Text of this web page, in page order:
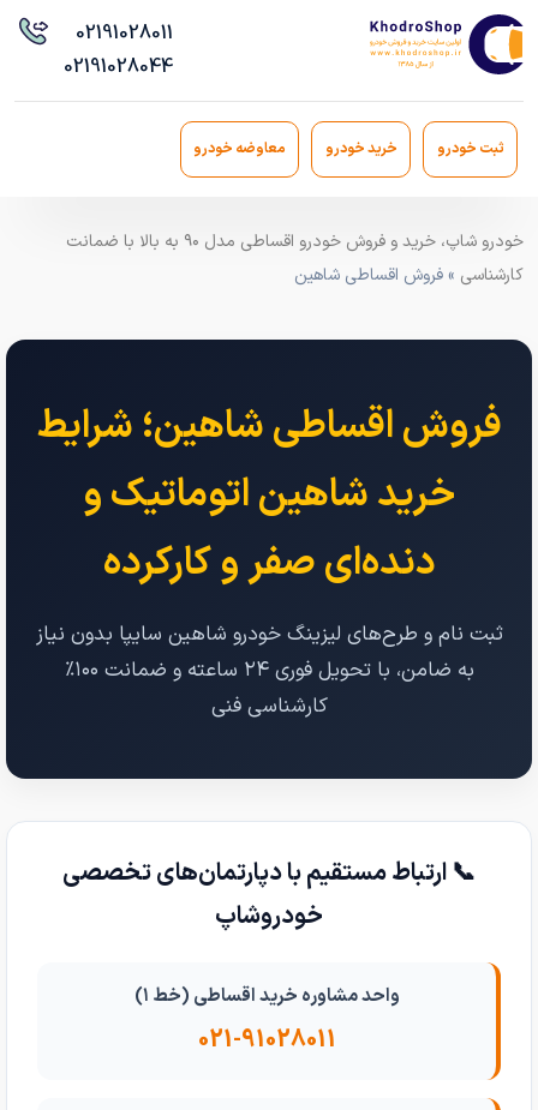
02191028011
02191028044
ثبت خودرو خرید خودرو معاوضه خودرو
خودرو شاپ، خرید و فروش خودرو اقساطی مدل ۹۰ به بالا با ضمانت
کارشناسی » فروش اقساطی شاهین
فروش اقساطی شاهین؛ شرایط
خرید شاهین اتوماتیک و
دنده‌ای صفر و کارکرده
ثبت نام و طرح‌های لیزینگ خودرو شاهین سایپا بدون نیاز
به ضامن، با تحویل فوری ۲۴ ساعته و ضمانت ۱۰۰٪
کارشناسی فنی
📞 ارتباط مستقیم با دپارتمان‌های تخصصی
خودروشاپ
واحد مشاوره خرید اقساطی (خط ۱)
021-91028011